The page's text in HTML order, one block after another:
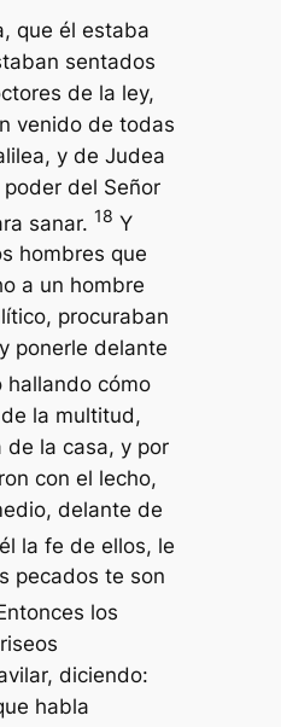
que él estaba
sentados
de la ley,
venido de todas
y de Judea
del Señor
sanar. 18 Y
hombres que
a un hombre
procuraban
ponerle delante
hallando cómo
la multitud,
de la casa, y por
con el lecho,
delante de
la fe de ellos, le
pecados te son
los
diciendo:
habla